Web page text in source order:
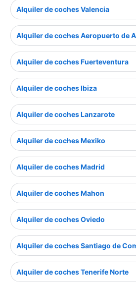
Alquiler de coches Valencia
Alquiler de coches Aeropuerto de
Alquiler de coches Fuerteventura
Alquiler de coches Ibiza
Alquiler de coches Lanzarote
Alquiler de coches Mexiko
Alquiler de coches Madrid
Alquiler de coches Mahon
Alquiler de coches Oviedo
Alquiler de coches Santiago de
Alquiler de coches Tenerife Norte